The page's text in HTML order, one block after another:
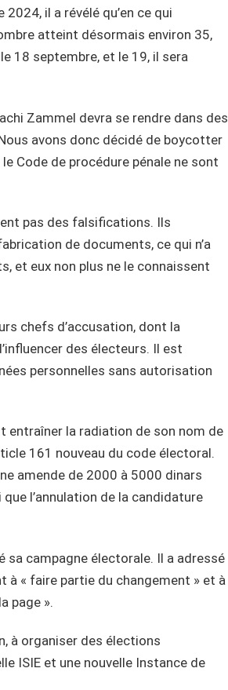
il a révélé qu’en ce qui
atteint désormais environ 35,
18 septembre, et le 19, il sera
Zammel devra se rendre dans des
avons donc décidé de boycotter
Code de procédure pénale ne sont
pas des falsifications. Ils
de documents, ce qui n’a
et eux non plus ne le connaissent
chefs d’accusation, dont la
des électeurs. Il est
personnelles sans autorisation
entraîner la radiation de son nom de
161 nouveau du code électoral.
amende de 2000 à 5000 dinars
l’annulation de la candidature
sa campagne électorale. Il a adressé
à « faire partie du changement » et à
page ».
à organiser des élections
ISIE et une nouvelle Instance de